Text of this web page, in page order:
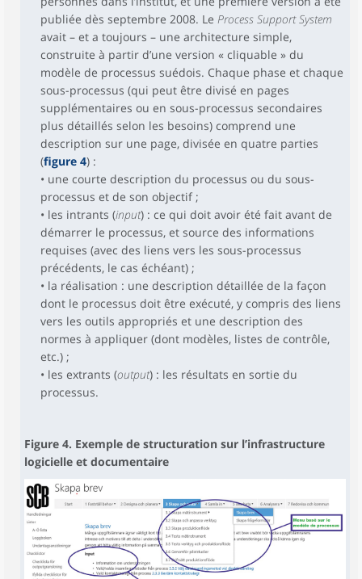
publiée dès septembre 2008. Le Process Support System
avait – et a toujours – une architecture simple,
construite à partir d’une version « cliquable » du
modèle de processus suédois. Chaque phase et chaque
sous-processus (qui peut être divisé en pages
supplémentaires ou en sous-processus secondaires
plus détaillés selon les besoins) comprend une
description sur une page, divisée en quatre parties
(figure 4) :
• une courte description du processus ou du sous-
processus et de son objectif ;
• les intrants (input) : ce qui doit avoir été fait avant de
démarrer le processus, et source des informations
requises (avec des liens vers les sous-processus
précédents, le cas échéant) ;
• la réalisation : une description détaillée de la façon
dont le processus doit être exécuté, y compris des liens
vers les outils appropriés et une description des
normes à appliquer (dont modèles, listes de contrôle,
etc.) ;
• les extrants (output) : les résultats en sortie du
processus.
Figure 4. Exemple de structuration sur l’infrastructure
logicielle et documentaire